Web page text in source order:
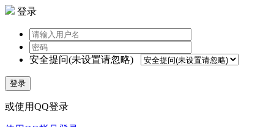
登录
安全提问(未设置请忽略)
登录
或使用QQ登录